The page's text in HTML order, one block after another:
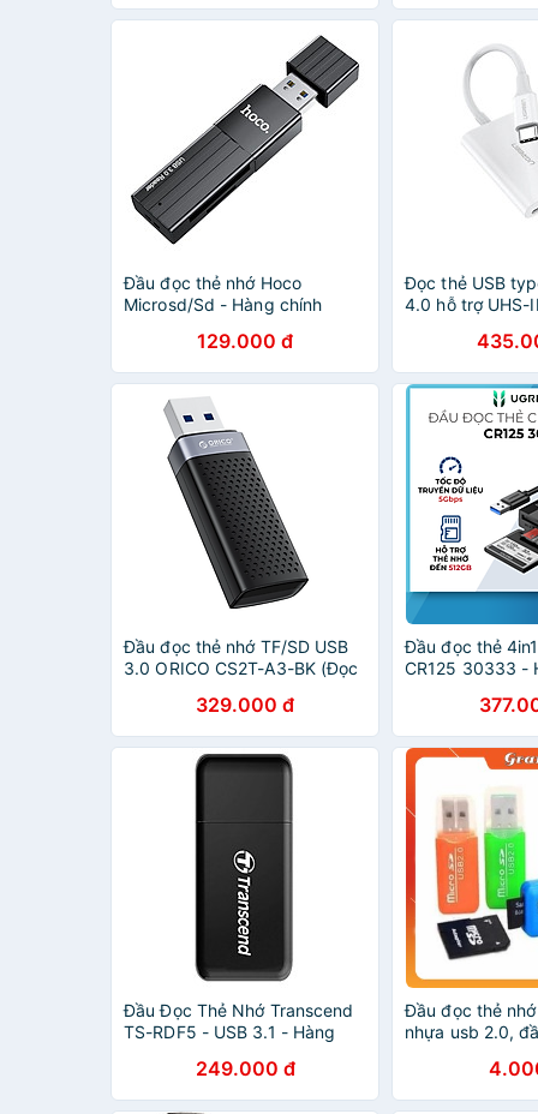
Đầu đọc thẻ nhớ Hoco
Microsd/Sd - Hàng chính
129.000 đ
Đọc thẻ USB
4.0 hỗ trợ UHS-
Hàng chính
Đầu đọc thẻ nhớ TF/SD USB
3.0 ORICO CS2T-A3-BK (Đọc
chính hãng329.000 đ
Đầu đọc thẻ 4in1
CR125 30333 -
3.0, Truyền tải
chóng - Hàng
Đầu Đọc Thẻ Nhớ Transcend
TS-RDF5 - USB 3.1 - Hàng
249.000 đ
Đầu đọc thẻ
nhựa usb 2.0,